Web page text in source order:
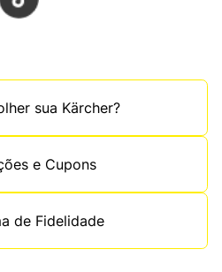
sua Kärcher?
e Cupons
de Fidelidade